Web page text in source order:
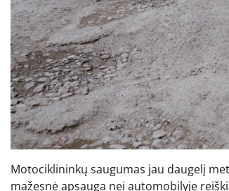
Motociklininkų saugumas jau daugelį
mažesnė apsauga nei automobilyje